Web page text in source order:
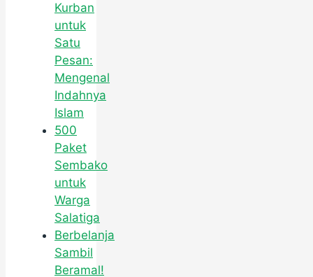
Kurban
untuk
Satu
Pesan:
Mengenal
Indahnya
Islam
500
Paket
Sembako
untuk
Warga
Salatiga
Berbelanja
Sambil
Beramal!